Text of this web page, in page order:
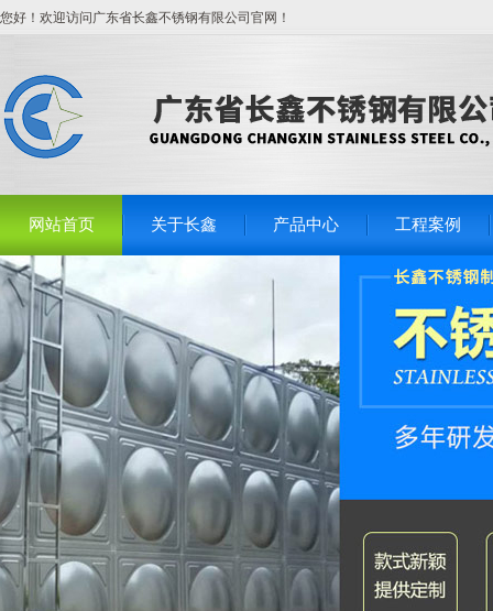
您好！欢迎访问广东省长鑫不锈钢有限公司官网！
网站首页 关于长鑫 产品中心 工程案例